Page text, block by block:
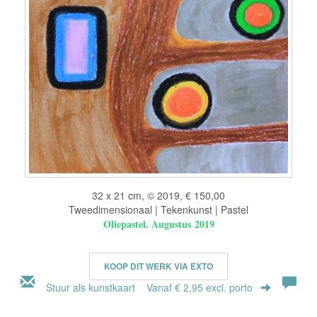
32 x 21 cm, © 2019, € 150,00
Tweedimensionaal | Tekenkunst | Pastel
Oliepastel. Augustus 2019
KOOP DIT WERK VIA EXTO
Stuur als kunstkaart Vanaf € 2,95 excl. porto